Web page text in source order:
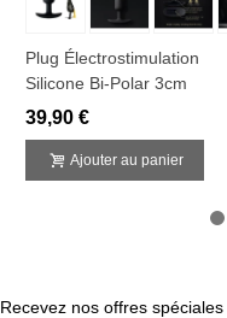
Plug Électrostimulation
Silicone Bi-Polar 3cm
39,90 €
Ajouter au panier
Recevez nos offres spéciales